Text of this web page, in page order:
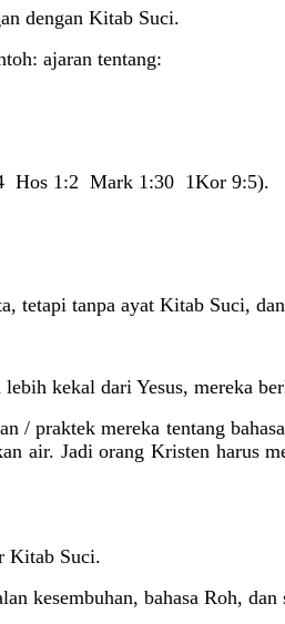
dengan Kitab Suci.
ajaran tentang:
Hos 1:2 Mark 1:30 1Kor 9:5).
tetapi tanpa ayat Kitab Suci,
kekal dari Yesus, mereka
/ praktek mereka tentang
air. Jadi orang Kristen harus
Kitab Suci.
kesembuhan, bahasa Roh, dan